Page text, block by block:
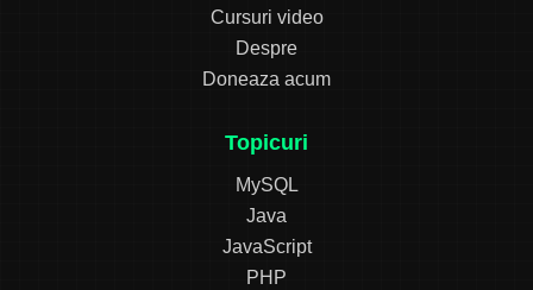
Cursuri video
Despre
Doneaza acum
Topicuri
MySQL
Java
JavaScript
PHP